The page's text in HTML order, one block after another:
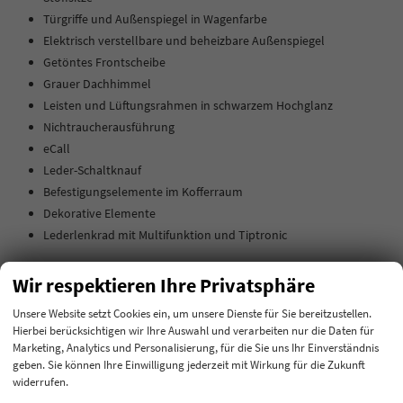
Türgriffe und Außenspiegel in Wagenfarbe
Elektrisch verstellbare und beheizbare Außenspiegel
Getöntes Frontscheibe
Grauer Dachhimmel
Leisten und Lüftungsrahmen in schwarzem Hochglanz
Nichtraucherausführung
eCall
Leder-Schaltknauf
Befestigungselemente im Kofferraum
Dekorative Elemente
Lederlenkrad mit Multifunktion und Tiptronic
Innen
Armlehnen
Mittelarmlehne
Klimatisierung
Klimaautomatik, 2-Zonen-Klimaautomatik
Lenkrad
mit Multifunktionen
Sitze
Wir respektieren Ihre Privatsphäre
Unsere Website setzt Cookies ein, um unsere Dienste für Sie bereitzustellen.
Hierbei berücksichtigen wir Ihre Auswahl und verarbeiten nur die Daten für
Marketing, Analytics und Personalisierung, für die Sie uns Ihr Einverständnis
geben. Sie können Ihre Einwilligung jederzeit mit Wirkung für die Zukunft
widerrufen.